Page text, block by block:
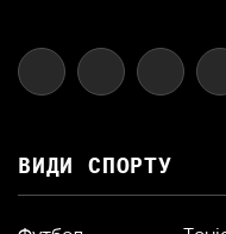
ВИДИ СПОРТУ